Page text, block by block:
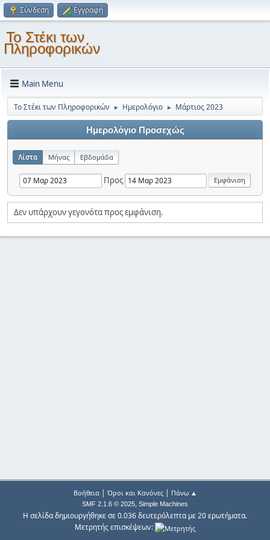
Σύνδεση Εγγραφή
Το Στέκι των
Πληροφορικών
Main Menu
Το Στέκι των Πληροφορικών ► Ημερολόγιο ► Μάρτιος 2023
Ημερολόγιο Προσεχώς
Λίστα Μήνας Εβδομάδα
Προς
Δεν υπάρχουν γεγονότα προς εμφάνιση.
Βοήθεια| Όροι και Κανόνες| Πάνω ▲
SMF 2.1.6 © 2025, Simple Machines
Η σελίδα δημιουργήθηκε σε 0.036 δευτερόλεπτα με 20 ερωτήματα.
Μετρητής επισκέψεων: